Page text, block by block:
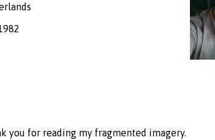
you for reading my fragmented imagery.